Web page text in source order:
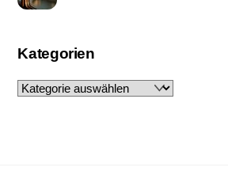
Kategorien
Kategorien